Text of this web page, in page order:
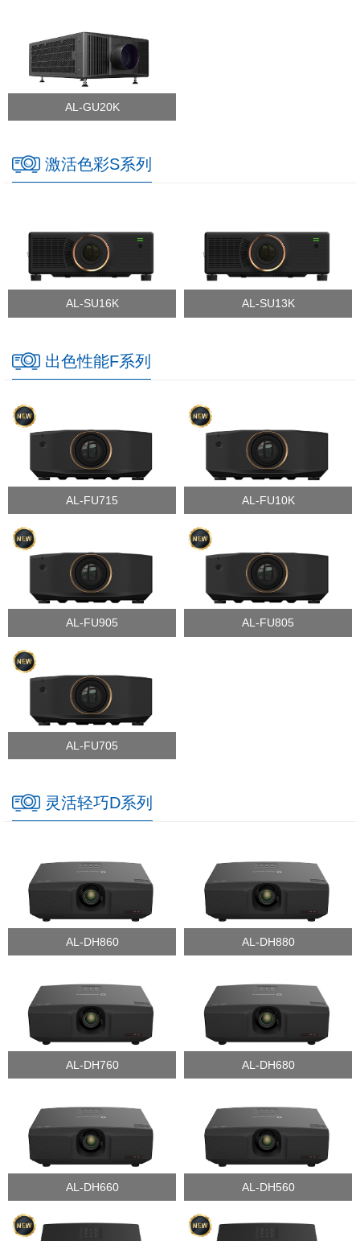
AL-GU20K
激活色彩S系列
AL-SU16K AL-SU13K
出色性能F系列
AL-FU715 AL-FU10K
AL-FU905 AL-FU805
AL-FU705
灵活轻巧D系列
AL-DH860 AL-DH880
AL-DH760 AL-DH680
AL-DH660 AL-DH560